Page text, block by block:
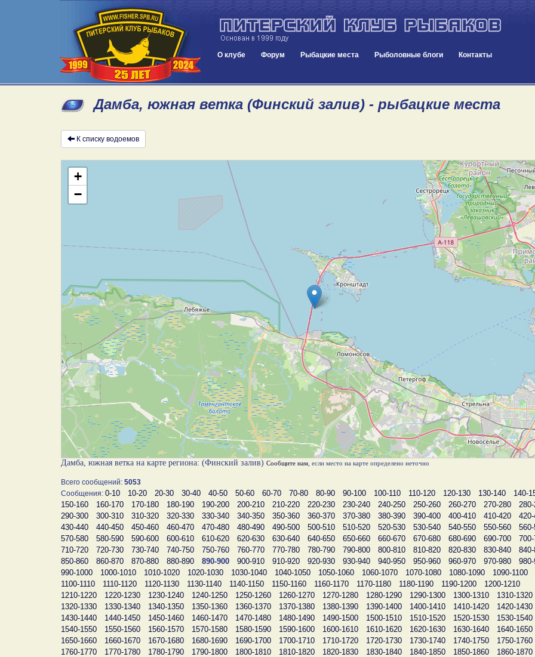
О клубе Форум Рыбацкие места Рыболовные блоги Контакты
Дамба, южная ветка (Финский залив) - рыбацкие места
К списку водоемов
+
−
Дамба, южная ветка на карте региона: (Финский залив) Сообщите нам , если место на карте определено неточно
Всего сообщений: 5053
Сообщения: 0-10 10-20 20-30 30-40 40-50 50-60 60-70 70-80 80-90 90-100 100-110 110-120 120-130 130-140
140-
150-160
160-170 170-180 180-190 190-200 200-210 210-220 220-230 230-240 240-250 250-260 260-270 270-280
290-300
300-310 310-320 320-330 330-340 340-350 350-360 360-370 370-380 380-390 390-400 400-410 410-420
430-440
440-450 450-460 460-470 470-480 480-490 490-500 500-510 510-520 520-530 530-540 540-550 550-560
570-580
580-590 590-600 600-610 610-620 620-630 630-640 640-650 650-660 660-670 670-680 680-690 690-700
710-720
720-730 730-740 740-750 750-760 760-770 770-780 780-790 790-800 800-810 810-820 820-830 830-840
850-860
860-870 870-880 880-890 890-900 900-910 910-920 920-930 930-940 940-950 950-960 960-970 970-980
990-1000
1000-1010 1010-1020 1020-1030 1030-1040 1040-1050 1050-1060 1060-1070 1070-1080 1080-1090
1090-1100
1100-1110
1110-1120 1120-1130 1130-1140 1140-1150 1150-1160 1160-1170 1170-1180 1180-1190 1190-1200
1200-1210
1210-1220
1220-1230 1230-1240 1240-1250 1250-1260 1260-1270 1270-1280 1280-1290 1290-1300 1300-1310
1310-1320
1320-1330
1330-1340 1340-1350 1350-1360 1360-1370 1370-1380 1380-1390 1390-1400 1400-1410 1410-1420
1420-1430
1430-1440
1440-1450 1450-1460 1460-1470 1470-1480 1480-1490 1490-1500 1500-1510 1510-1520 1520-1530
1530-1540
1540-1550
1550-1560 1560-1570 1570-1580 1580-1590 1590-1600 1600-1610 1610-1620 1620-1630 1630-1640
1640-1650
1650-1660
1660-1670 1670-1680 1680-1690 1690-1700 1700-1710 1710-1720 1720-1730 1730-1740 1740-1750
1750-1760
1760-1770
1770-1780 1780-1790 1790-1800 1800-1810 1810-1820 1820-1830 1830-1840 1840-1850 1850-1860
1860-1870